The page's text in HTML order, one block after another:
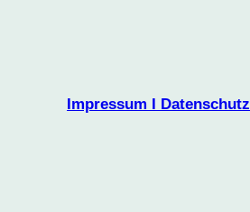
Impressum I Datenschutz